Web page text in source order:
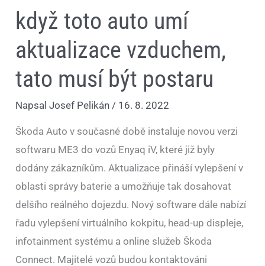
když toto auto umí
aktualizace vzduchem,
tato musí být postaru
NapsalJosef Pelikán / 16. 8. 2022
Škoda Auto v současné době instaluje novou verzi
softwaru ME3 do vozů Enyaq iV, které již byly
dodány zákazníkům. Aktualizace přináší vylepšení v
oblasti správy baterie a umožňuje tak dosahovat
delšího reálného dojezdu. Nový software dále nabízí
řadu vylepšení virtuálního kokpitu, head-up displeje,
infotainment systému a online služeb Škoda
Connect. Majitelé vozů budou kontaktováni